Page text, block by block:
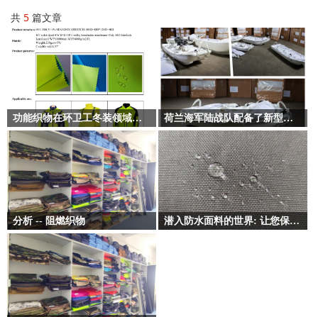
共 5 篇文章
功能织物在环卫工冬装领域的优势
在寒冷的冬季，环卫工人需要面对恶
劣的天气条件，因此他们的冬季制服
需要具有出色的保暖性，耐用性和舒
适性。作为理想的选择，功能性面料
以其独特的材料和特性，在环卫工人
的防寒制服中发挥着重要作用。
荷兰海军陆战队配备了新型军用雪橇
前往挪威进行冬季训练演习的部队将
首批配备这些军用雪橇，这可以更好
地为荷兰和其他北约盟国在战略日益
重要的北极地区执行任务。
分析 -- 阻燃织物
近年来，世界各国因纺织品引起的火
灾数量不断增加。几十年来，中国平
均每年发生火灾的次数30000到40000
起，死亡人数23000人，火灾损失20-
30亿元。
潜入防水面料的世界: 让您保持干爽和时尚